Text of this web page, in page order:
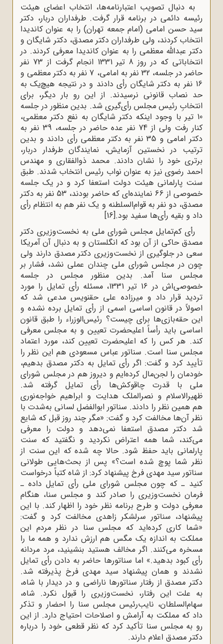
به دنبال تصویب اعتبارنامه‌ها، انتخاب اعضای هیئت
رئیسه دائمی در برنامه قرار گرفت. طرفداران دربار، دکتر
سید حسن امامی (امام جمعه تهران) را به عنوان کاندیدا
انتخاب کردند، ولی طرفداران دکتر مصدق، دکتر شایگان و
دکتر عبدالله معظمی را به عنوان کاندیدا معرفی کردند. در
انتخاباتی که در روز 8 تیر 1331 انجام گرفت از 73 نفر
حاضر در جلسه، 32 نفر به امامی، 7 نفر به دکتر معظمی و
16 نفر به دکتر شایگان رأی دادند و در نتیجه هیچ‌یک به
حد نصاب قانونی نرسیدند. از این رو بار دیگر، برای
انتخابِ رئیس مجلس رأی‌گیری شد. بدین منظور در جلسه
10 تیر با وجود اینکه دکتر شایگان به نفع دکتر معظمی،
کنار رفت ولی از 74 نفر عده حاضر در جلسه، 39 نفر به
دکتر امامی و 35 نفر به دکتر معظمی رأی دادند و بدین
ترتیب در نخستین آزمایش، نمایندگان طرفدار دربار،
برتری خود را نشان دادند. محمد ذوالفقاری و مهندس
احمد رضوی نیز به عنوان نواب رئیس انتخاب شدند. طبق
سنت پارلمانی هیئت دولت استعفا کرد و در یک جلسه
خصوصی از 66 نماینده‌ای که حاضر بودند، 53 نفر به دکتر
مصدق، دو نفر به قوام‌السلطنه و یک نفر هم به انتظام رأی
داد و بقیه رأی‌ها سفید بود.[16]
رأی کم‌تمایل مجلس شورای ملی به نخست‌وزیری دکتر
مصدق حاکی از آن بود که انگلستان و به دنبال آن آمریکا
سعی در جلوگیری از نخست‌وزیری دکتر مصدق دارند ولی
چون در مجلس شورای ملی چندان عملی نشد، فشار بر
مجلس سنا آمد. بدین منظور مجلس در جلسه
خصوصی‌اش در 16 تیر 1331، مسئله رأی تمایل را مورد
تردید قرار داد و میرزاده علی حقنویس مدعی شد که
اصولاً در قانون اساسی اسمی از رأی تمایل برده نشده و
این حقه‌بازی‌ها برای چیست؟ رئیس‌الوزراء را طبق قانون
اساسی باید رأساً اعلیحضرت تعیین و به مجلس معرفی
کند. هر کس را که اعلیحضرت تعیین کند، مورد اعتماد
مجلس سنا است. سناتور عباس مسعودی هم این نظر را
تأیید کرد و گفت: اگر رأی تمایل به دکتر مصدق بدهیم،
خودمان را لجن‌مال کرده‌ایم و دیروز هم در مجلس شورای
ملی با قدرت چاقوکش‌ها رأی تمایل گرفته شد.
ظهیرالاسلام و نصرالملک هدایت و ابراهیم خواجه‌نوری
هم همین نظر را دادند. سناتور ابوالفضل لسانی به‌شدت با
نظر آن‌ها مخالفت کرد و گفت: «مگر چند روز قبل که شایع
شد دکتر مصدق استعفا نمی‌دهد و دولت را معرفی
می‌کند، شما همه اعتراض نکردید و نگفتید که سنت
پارلمانی باید حفظ شود. حالا چه شده که این سنت از
نظر شما پوچ شده است؟» پس از بحث‌هایی طولانی
سناتور سید مهدی فرخ پیشنهاد کرد: از شاه کتباً درخواست
کنید ـ که چون مجلس شورای ملی رأی تمایل داده ـ
فرمان نخست‌وزیری را صادر کند و مجلس سنا، هنگام
معرفی دولت و طرح برنامه نظر خود را اظهار کند. با این
پیشنهاد، سناتور سرلشکر زاهدی مخالفت کرد و گفت:
«شما کاری کرده‌اید که مجلس سنا در نظر مردم این
مملکت به اندازه یک مگس هم ارزش ندارد و همه ما را
مسخره می‌کنند. اگر مخالف هستید بنشینید، مرد مردانه
رأی کبود بدهید.» اما سناتورها حاضر به دادن رأی تمایل
نشدند و همان پیشنهاد سید مهدی فرخ پذیرفته شد.
دکتر مصدق از رفتار سناتورها ناراضی و در دیدار با شاه،
به علت این رفتار، نخست‌وزیری را قبول نکرد. شاه،
سهام‌السلطان، نایب‌رئیس مجلس سنا را احضار و تذکر
داد که مملکت به آرامش و اصلاحات احتیاج دارد. از این
رو به مجلس سنا تأکید کرد که نظر قطعی خود را درباره
دکتر مصدق اعلام دارند.